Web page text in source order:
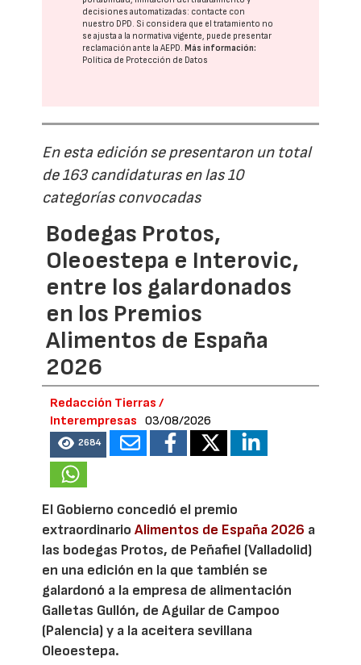
decisiones automatizadas: contacte con
nuestro DPD. Si considera que el tratamiento no
se ajusta a la normativa vigente, puede presentar
reclamación ante laAEPD. Más información:
Política de Protección de Datos
En esta edición se presentaron un total
de 163 candidaturas en las 10
categorías convocadas
Bodegas Protos,
Oleoestepa e Interovic,
entre los galardonados
en los Premios
Alimentos de España
2026
Redacción Tierras /
Interempresas
03/08/2026
2684
El Gobierno concedió el premio
extraordinarioAlimentos de España 2026 a
las bodegas Protos, de Peñafiel (Valladolid)
en una edición en la que también se
galardonó a la empresa de alimentación
Galletas Gullón, de Aguilar de Campoo
(Palencia) y a la aceitera sevillana
Oleoestepa.